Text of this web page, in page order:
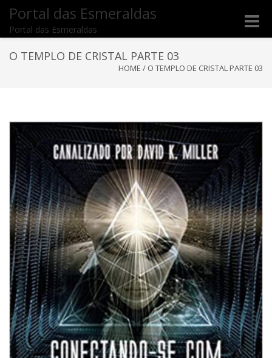
Portal das Esmeraldas
Portal das Esmeraldas
Toggle
O TEMPLO DE CRISTAL PARTE 03
HOME / O TEMPLO DE CRISTAL PARTE 03